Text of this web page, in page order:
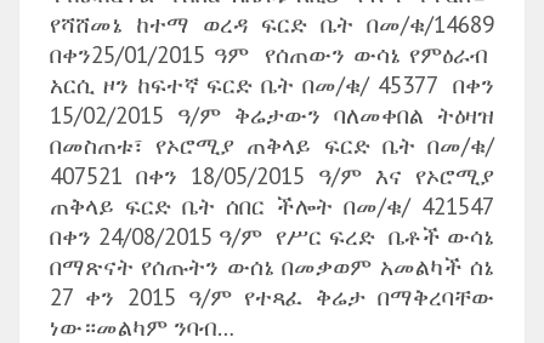
የሻሸመኔ ከተማ ወረዳ ፍርድ ቤት በመ/ቁ/14689
በቀን25/01/2015 ዓም የሰጠውን ውሳኔ የምዕራብ
አርሲ ዞን ከፍተኛ ፍርድ ቤት በመ/ቁ/ 45377 በቀን
15/02/2015 ዓ/ም ቅሬታውን ባለመቀበል ትዕዛዝ
በመስጠቱ፣ የኦሮሚያ ጠቅላይ ፍርድ ቤት በመ/ቁ/
407521 በቀን 18/05/2015 ዓ/ም እና የኦሮሚያ
ጠቅላይ ፍርድ ቤት ሰበር ችሎት በመ/ቁ/ 421547
በቀን 24/08/2015 ዓ/ም የሥር ፍረድ ቤቶች ውሳኔ
በማጽናት የሰጡትን ውሰኔ በመቃወም አመልካች ሰኔ
27 ቀን 2015 ዓ/ም የተጻፈ ቅሬታ በማቅረባቸው
ነው።መልካም ንባብ…